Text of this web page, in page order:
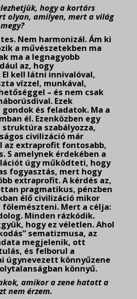
hogy a kortárs
olyan, amilyen, mert a világ
Nem harmonizál. Ám ki
a művészetekben ma
ma a legnagyobb
az, hogy
kell látni innivalóval,
vízzel, munkával,
– és nem csak
Ezek
és feladatok. Ma a
él. Ezenközben egy
struktúra szabályozza,
civilizáció már
az extraprofit fontosabb,
S amelynek érdekében a
úgy működteti, hogy
fogyasztás, mert hogy
extraprofit. A kérdés az,
pragmatikus, pénzben
élő civilizáció mikor
Mert a célja:
Minden rázkódik.
hogy ez véletlen. Ahol
sematizmusa, az
megjelenik, ott
és felborul a
úgynevezett könnyűzene
könnyű.
amikor a zene hatott a
nem érzem.